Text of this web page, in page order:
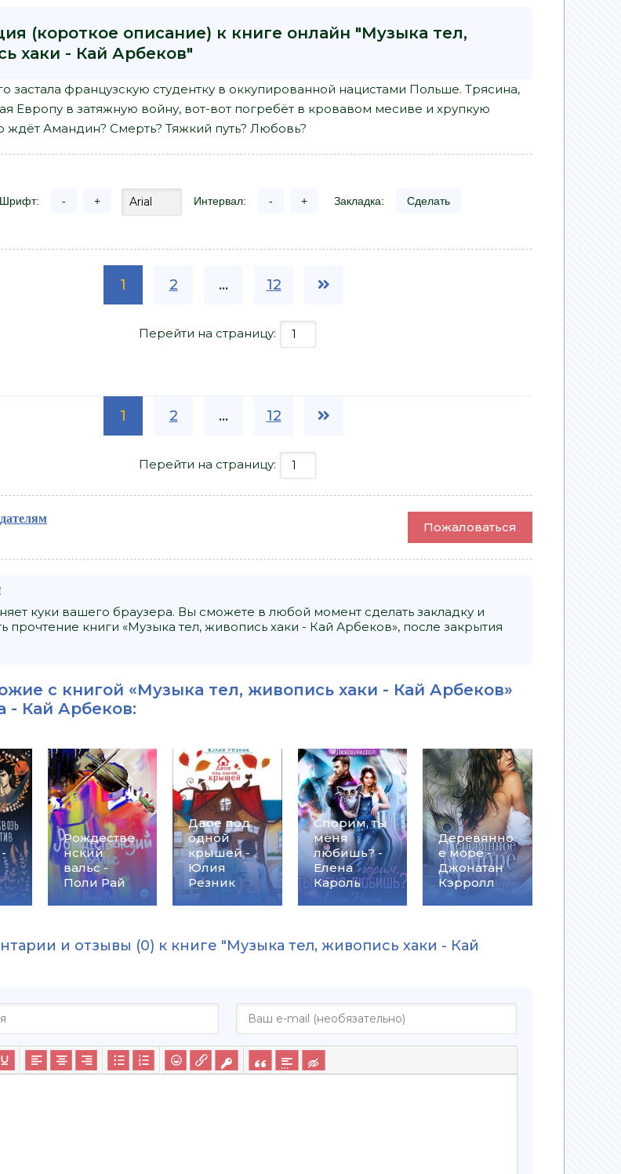
(короткое описание) к книге онлайн "Музыка тел,
хаки - Кай Арбеков"
застала французскую студентку в оккупированной нацистами Польше. Трясина,
Европу в затяжную войну, вот-вот погребёт в кровавом месиве и хрупкую
ждёт Амандин? Смерть? Тяжкий путь? Любовь?
Шрифт: - + Интервал: - + Закладка: Сделать
1 2 ... 12
Перейти на страницу:
1 2 ... 12
Перейти на страницу:
Пожаловаться
куки вашего браузера. Вы сможете в любой момент сделать закладку и
прочтение книги «Музыка тел, живопись хаки - Кай Арбеков», после закрытия
с книгой «Музыка тел, живопись хаки - Кай Арбеков»
- Кай Арбеков:
Рождестве
нский
вальс -
Поли Рай
Двое под
одной
крышей -
Юлия
Резник
Спорим, ты
меня
любишь? -
Елена
Кароль
Деревянно
е море -
Джонатан
Кэрролл
и отзывы (0) к книге "Музыка тел, живопись хаки - Кай